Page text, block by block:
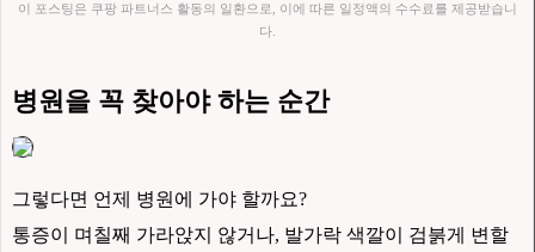
이 포스팅은 쿠팡 파트너스 활동의 일환으로, 이에 따른 일정액의 수수료를 제공받습니
다.
병원을 꼭 찾아야 하는 순간
그렇다면 언제 병원에 가야 할까요?
통증이 며칠째 가라앉지 않거나, 발가락 색깔이 검붉게 변할